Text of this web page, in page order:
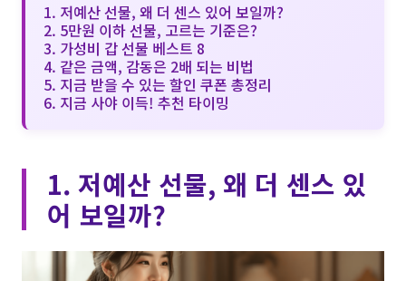
1. 저예산 선물, 왜 더 센스 있어 보일까?
2. 5만원 이하 선물, 고르는 기준은?
3. 가성비 갑 선물 베스트 8
4. 같은 금액, 감동은 2배 되는 비법
5. 지금 받을 수 있는 할인 쿠폰 총정리
6. 지금 사야 이득! 추천 타이밍
1. 저예산 선물, 왜 더 센스 있
어 보일까?